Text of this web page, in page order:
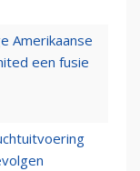
Amerikaanse
een fusie